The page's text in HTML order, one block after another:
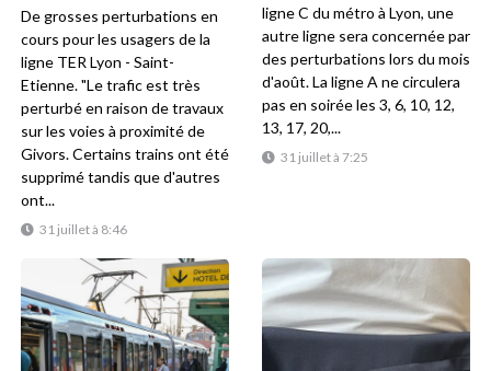
31 juillet à 8:46
De grosses perturbations en
cours pour les usagers de la
ligne TER Lyon - Saint-
Etienne. "Le trafic est très
perturbé en raison de travaux
sur les voies à proximité de
Givors. Certains trains ont été
supprimé tandis que d'autres
ont...
31 juillet à 7:25
ligne C du métro à Lyon, une
autre ligne sera concernée par
des perturbations lors du mois
d'août. La ligne A ne circulera
pas en soirée les 3, 6, 10, 12,
13, 17, 20,...